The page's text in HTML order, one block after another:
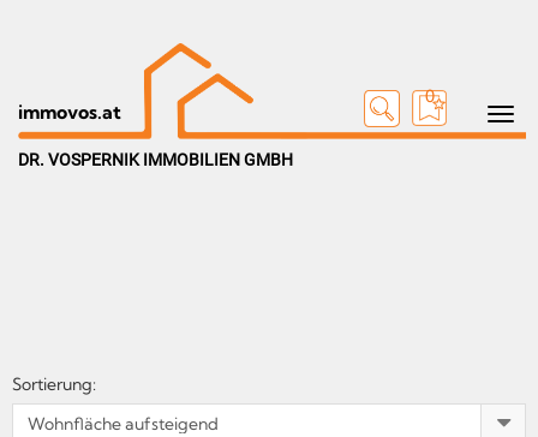
Toggle
immovos.at
0
DR. VOSPERNIK IMMOBILIEN GMBH
Sortierung: